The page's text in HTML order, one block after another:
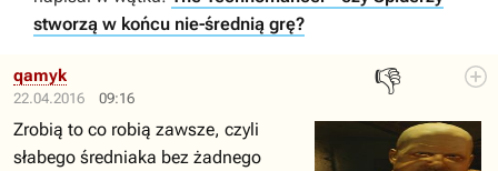
stworzą w końcu nie-średnią grę?
22.04.2016 09:16
👎
qamyk
Zrobią to co robią zawsze, czyli
słabego średniaka bez żadnego